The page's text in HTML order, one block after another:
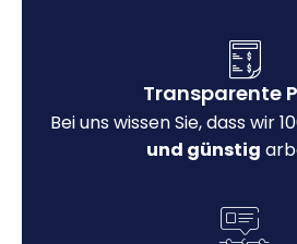
Transparente
Bei uns wissen Sie, dass wir
und günstig